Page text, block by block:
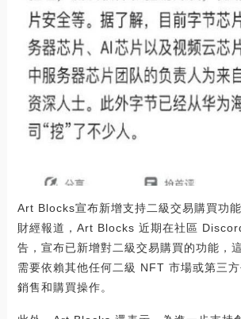
Art Blocks宣布新增支持二級交易購買功
財經報道，Art Blocks 近期在社區
告，宣布已新增對二級交易購買的功能，
需要依賴其他任何二級 NFT 市場或第三
銷售和購買操作。